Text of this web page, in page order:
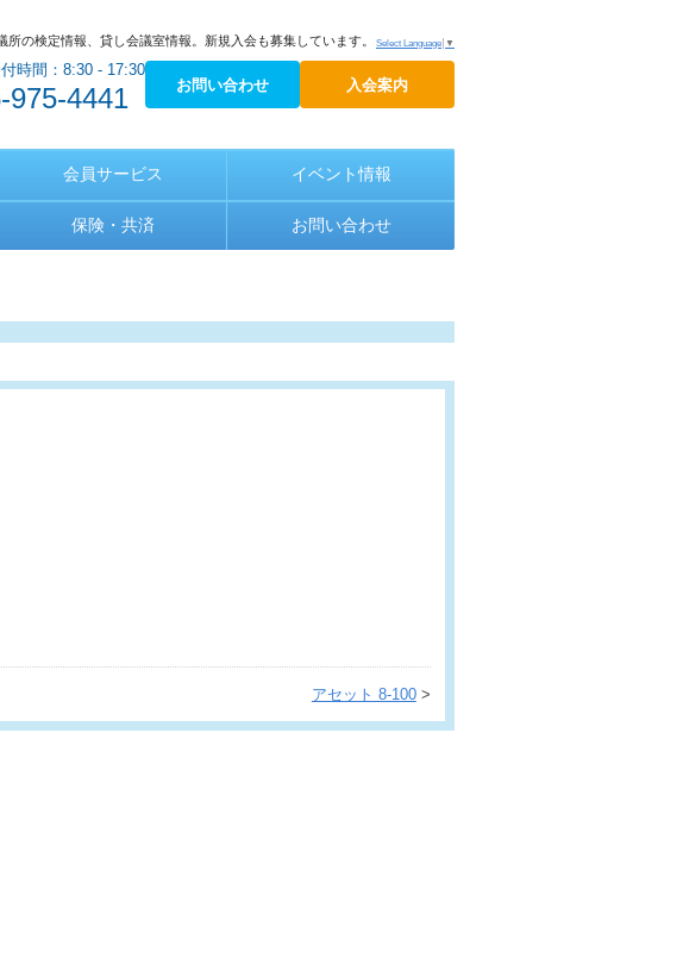
Select Language ▼
所の検定情報、貸し会議室情報。新規入会も募集しています。
時間：8:30 - 17:30
975-4441 お問い合わせ 入会案内
会員サービス イベント情報
保険・共済 お問い合わせ
アセット 8-100>